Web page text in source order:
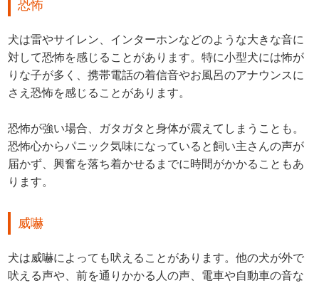
恐怖
犬は雷やサイレン、インターホンなどのような大きな音に
対して恐怖を感じることがあります。特に小型犬には怖が
りな子が多く、携帯電話の着信音やお風呂のアナウンスに
さえ恐怖を感じることがあります。
恐怖が強い場合、ガタガタと身体が震えてしまうことも。
恐怖心からパニック気味になっていると飼い主さんの声が
届かず、興奮を落ち着かせるまでに時間がかかることもあ
ります。
威嚇
犬は威嚇によっても吠えることがあります。他の犬が外で
吠える声や、前を通りかかる人の声、電車や自動車の音な